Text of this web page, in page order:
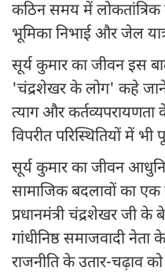
कठिन समय में लोकतांत्रिक
भूमिका निभाई और जेल
सूर्य कुमार का जीवन इस
'चंद्रशेखर के लोग' कहे जाने
त्याग और
विपरीत परिस्थितियों में भी
सूर्य कुमार का जीवन
सामाजिक बदलावों का एक
प्रधानमंत्री चंद्रशेखर जी के
गांधीनिष्ठ समाजवादी
राजनीति के उतार-चढ़ाव